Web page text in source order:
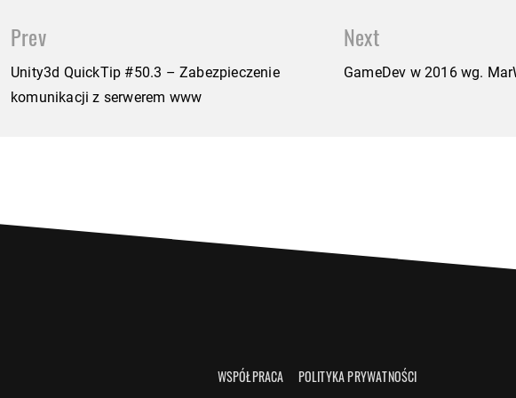
navigation
Prev
Unity3d QuickTip #50.3 – Zabezpieczenie
komunikacji z serwerem www
Next
GameDev w 2016 wg.
WSPÓŁPRACA POLITYKA PRYWATNOŚCI